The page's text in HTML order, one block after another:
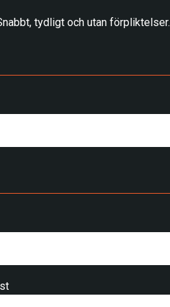
tydligt och utan förpliktelser.